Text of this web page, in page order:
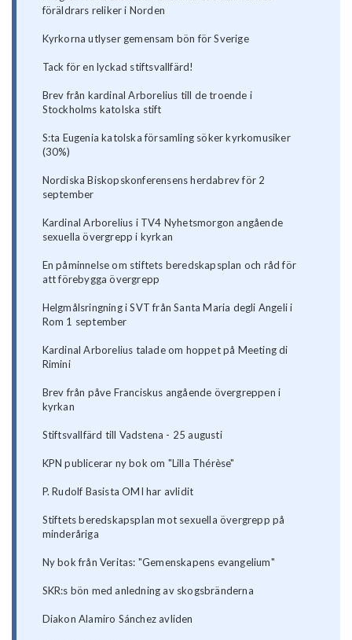
föräldrars reliker i Norden
Kyrkorna utlyser gemensam bön för Sverige
Tack för en lyckad stiftsvallfärd!
Brev från kardinal Arborelius till de troende i
Stockholms katolska stift
S:ta Eugenia katolska församling söker kyrkomusiker
(30%)
Nordiska Biskopskonferensens herdabrev för 2
september
Kardinal Arborelius i TV4 Nyhetsmorgon angående
sexuella övergrepp i kyrkan
En påminnelse om stiftets beredskapsplan och råd för
att förebygga övergrepp
Helgmålsringning i SVT från Santa Maria degli Angeli i
Rom 1 september
Kardinal Arborelius talade om hoppet på Meeting di
Rimini
Brev från påve Franciskus angående övergreppen i
kyrkan
Stiftsvallfärd till Vadstena - 25 augusti
KPN publicerar ny bok om "Lilla Thérèse"
P. Rudolf Basista OMI har avlidit
Stiftets beredskapsplan mot sexuella övergrepp på
minderåriga
Ny bok från Veritas: "Gemenskapens evangelium"
SKR:s bön med anledning av skogsbränderna
Diakon Alamiro Sánchez avliden